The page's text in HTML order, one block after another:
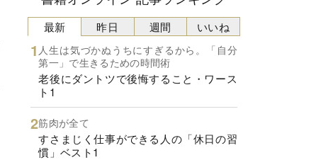
最新
人生は気づかぬうちにすぎるから。「自分
第一」で生きるための時間術
老後にダントツで後悔すること・ワース
ト1
筋肉が全て
すさまじく仕事ができる人の「休日の習
慣」ベスト1
昨日 週間 いいね